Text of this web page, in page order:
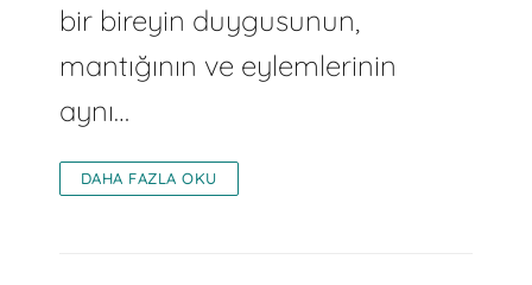
bir bireyin duygusunun,
mantığının ve eylemlerinin
aynı…
DAHA FAZLA OKU